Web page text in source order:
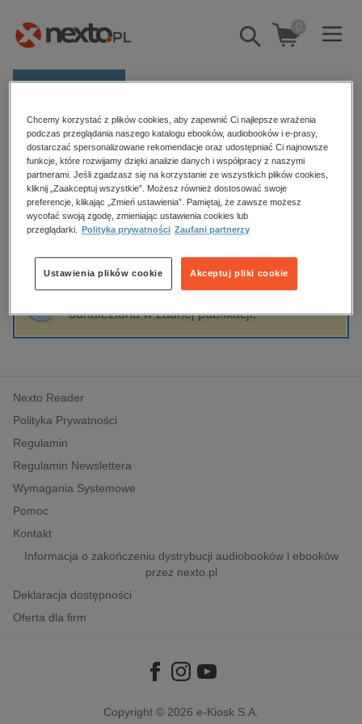
Pokaż/schowaj
wyszukiwarkę
0
E-prasa
Kategorie
Zobacz wszystkie E-prasa
budownictwo, aranżacja wnętrz
biznesowe, branżowe, gospodarka
edukacja
hobby, sport, rozrywka
komputery, internet, technologie, informatyka
polityka, społeczno-informacyjne
psychologiczne
inne
popularno-naukowe
historia
Strona główna Sabine Hossenfelder
Sabine Hossenfelder
Sortowanie Filtrowanie
odnaleziona w żadnej publikacji.
Nexto Reader
Polityka Prywatności
Regulamin
Regulamin Newslettera
Wymagania Systemowe
Pomoc
Kontakt
Informacja o zakończeniu dystrybucji audiobooków i ebooków
przez nexto.pl
Deklaracja dostępności
Oferta dla firm
Copyright © 2026 e-Kiosk S.A.
Chcemy korzystać z plików cookies, aby zapewnić Ci najlepsze wrażenia
podczas przeglądania naszego katalogu ebooków, audiobooków i e-prasy,
dostarczać spersonalizowane rekomendacje oraz udostępniać Ci najnowsze
funkcje, które rozwijamy dzięki analizie danych i współpracy z naszymi
partnerami. Jeśli zgadzasz się na korzystanie ze wszystkich plików cookies,
kliknij „Zaakceptuj wszystkie”. Możesz również dostosować swoje
preferencje, klikając „Zmień ustawienia”. Pamiętaj, że zawsze możesz
wycofać swoją zgodę, zmieniając ustawienia cookies lub
przeglądarki.
Polityka prywatności Zaufani partnerzy
Akceptuj pliki cookie
Ustawienia plików cookie